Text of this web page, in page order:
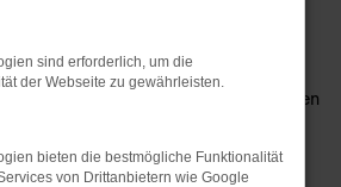
Auto-Familie Ostermaier kommt,
rund um die Mobilität. Das gilt
und Umgebung, wo wir gerne den
Rede ist von einem rundum
Fahrzeug, das perfekt zu
sind erforderlich, um die
der Webseite zu gewährleisten.
bieten die bestmögliche Funktionalität
von Drittanbietern wie Google